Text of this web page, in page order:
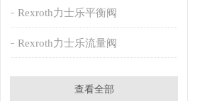
Rexroth力士乐平衡阀
Rexroth力士乐流量阀
查看全部